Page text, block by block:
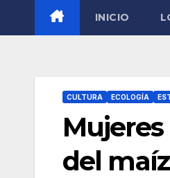
INICIO
CULTURA ECOLOGÍA
del